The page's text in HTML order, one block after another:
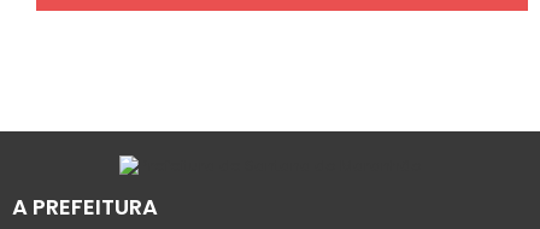
A PREFEITURA